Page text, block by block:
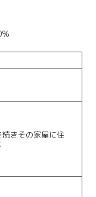
きその家屋に住